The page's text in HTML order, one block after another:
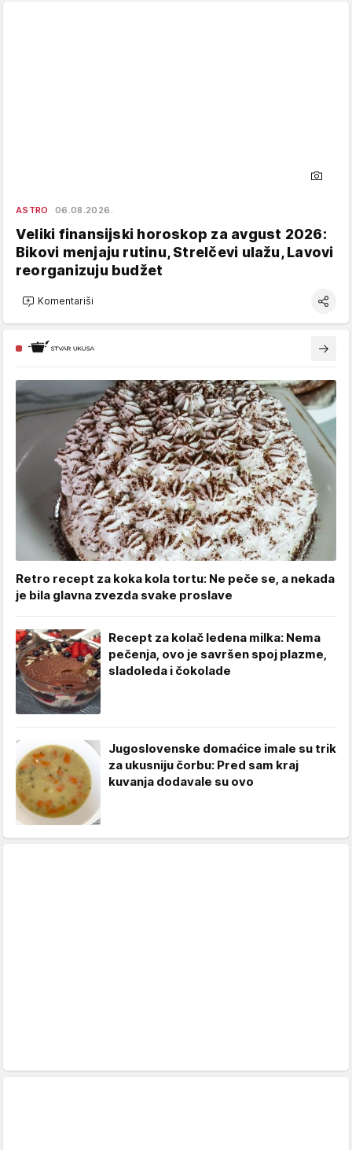
ASTRO 06.08.2026.
Veliki finansijski horoskop za avgust 2026:
Bikovi menjaju rutinu, Strelčevi ulažu, Lavovi
reorganizuju budžet
Komentariši
Retro recept za koka kola tortu: Ne peče se, a nekada
je bila glavna zvezda svake proslave
Recept za kolač ledena milka: Nema
pečenja, ovo je savršen spoj plazme,
sladoleda i čokolade
Jugoslovenske domaćice imale su trik
za ukusniju čorbu: Pred sam kraj
kuvanja dodavale su ovo